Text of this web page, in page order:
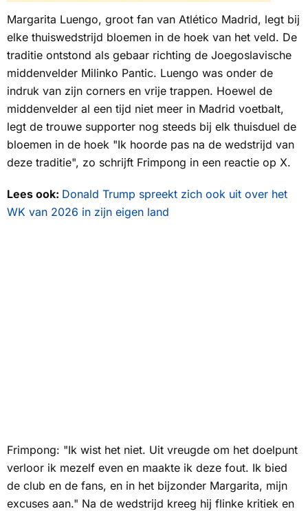
Margarita Luengo, groot fan van Atlético Madrid, legt bij
elke thuiswedstrijd bloemen in de hoek van het veld. De
traditie ontstond als gebaar richting de Joegoslavische
middenvelder Milinko Pantic. Luengo was onder de
indruk van zijn corners en vrije trappen. Hoewel de
middenvelder al een tijd niet meer in Madrid voetbalt,
legt de trouwe supporter nog steeds bij elk thuisduel de
bloemen in de hoek "Ik hoorde pas na de wedstrijd van
deze traditie", zo schrijft Frimpong in een reactie op X.
Lees ook: Donald Trump spreekt zich ook uit over het
WK van 2026 in zijn eigen land
Frimpong: "Ik wist het niet. Uit vreugde om het doelpunt
verloor ik mezelf even en maakte ik deze fout. Ik bied
de club en de fans, en in het bijzonder Margarita, mijn
excuses aan." Na de wedstrijd kreeg hij flinke kritiek en